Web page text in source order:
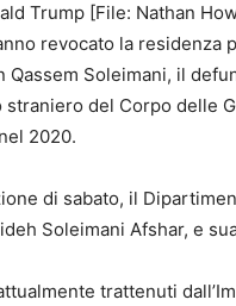
Trump [File: Nathan
revocato la residenza
Qassem Soleimani, il
straniero del Corpo delle
2020.
di sabato, il
Soleimani Afshar, e
trattenuti